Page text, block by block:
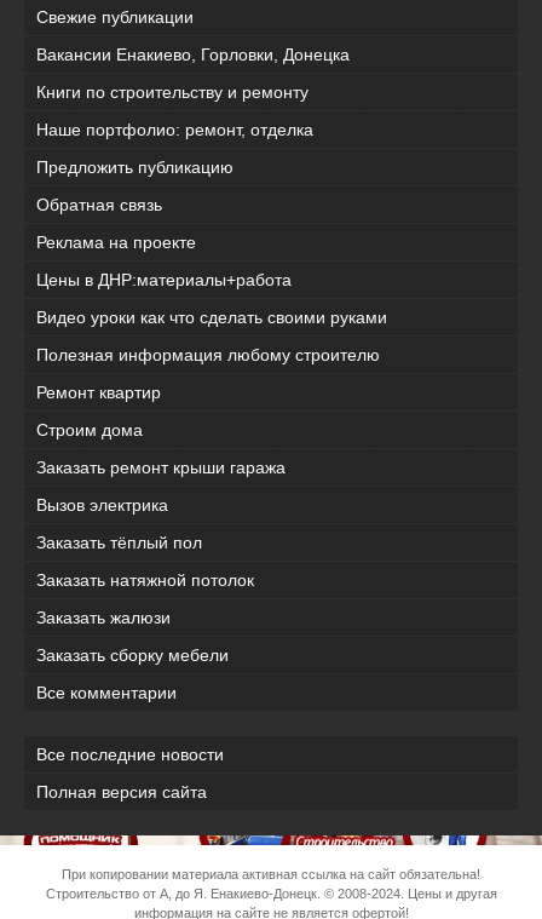
Свежие публикации
Вакансии Енакиево, Горловки, Донецка
Книги по строительству и ремонту
Наше портфолио: ремонт, отделка
Предложить публикацию
Обратная связь
Реклама на проекте
Цены в ДНР:материалы+работа
Видео уроки как что сделать своими руками
Полезная информация любому строителю
Ремонт квартир
Строим дома
Заказать ремонт крыши гаража
Вызов электрика
Заказать тёплый пол
Заказать натяжной потолок
Заказать жалюзи
Заказать сборку мебели
Все комментарии
Все последние новости
Полная версия сайта
При копировании материала активная ссылка на сайт обязательна!
Строительство от А, до Я. Енакиево-Донецк. © 2008-2024. Цены и другая
информация на сайте не является офертой!